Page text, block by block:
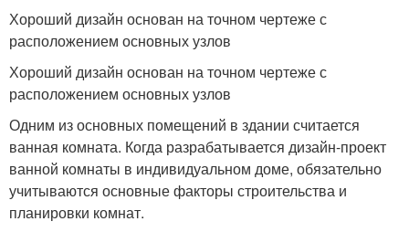
Хороший дизайн основан на точном чертеже с
расположением основных узлов
Хороший дизайн основан на точном чертеже с
расположением основных узлов
Одним из основных помещений в здании считается
ванная комната. Когда разрабатывается дизайн-проект
ванной комнаты в индивидуальном доме, обязательно
учитываются основные факторы строительства и
планировки комнат.